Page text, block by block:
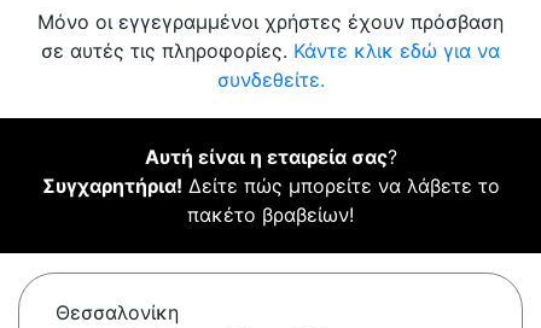
Μόνο οι εγγεγραμμένοι χρήστες έχουν πρόσβαση
σε αυτές τις πληροφορίες. Κάντε κλικ εδώ για να
συνδεθείτε.
Αυτή είναι η εταιρεία σας?
Συγχαρητήρια! Δείτε πώς μπορείτε να λάβετε το
πακέτο βραβείων!
Θεσσαλονίκη